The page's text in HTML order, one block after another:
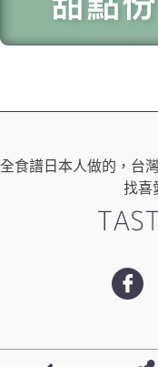
全食譜日本人做的，台
找喜
日本男子